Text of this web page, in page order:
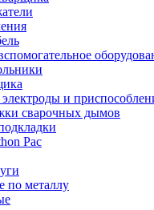
и
сварочных дымов
Pac
по металлу